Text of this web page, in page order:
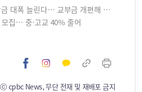
늘린다… 교부금 개편해 미래인재 양성"
집… 중·고교 40% 줄어
ⓒ cpbc News, 무단 전재 및 재배포 금지